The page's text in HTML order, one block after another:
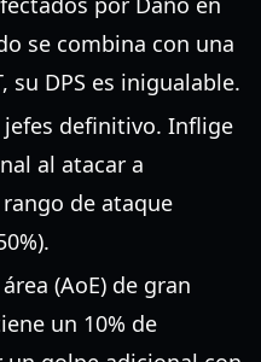
se combina con una
su DPS es inigualable.
jefes definitivo. Inflige
al atacar a
de ataque
(AoE) de gran
un 10% de